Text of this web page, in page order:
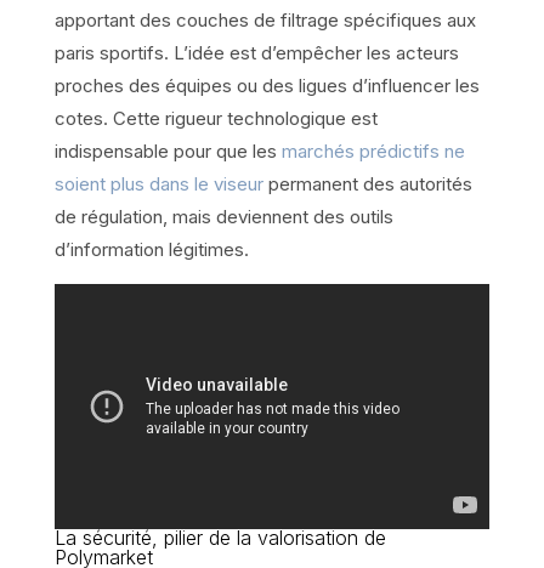
apportant des couches de filtrage spécifiques aux
paris sportifs. L’idée est d’empêcher les acteurs
proches des équipes ou des ligues d’influencer les
cotes. Cette rigueur technologique est
indispensable pour que les marchés prédictifs ne
soient plus dans le viseurpermanent des autorités
de régulation, mais deviennent des outils
d’information légitimes.
La sécurité, pilier de la valorisation de
Polymarket